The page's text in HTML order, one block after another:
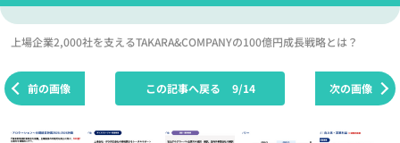
上場企業2,000社を支えるTAKARA&COMPANYの100億円成長戦略とは？
前の画像 次の画像
この記事へ戻る 9/14